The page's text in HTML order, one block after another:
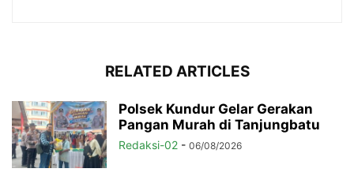
RELATED ARTICLES
Polsek Kundur Gelar Gerakan
Pangan Murah di Tanjungbatu
Redaksi-02 - 06/08/2026